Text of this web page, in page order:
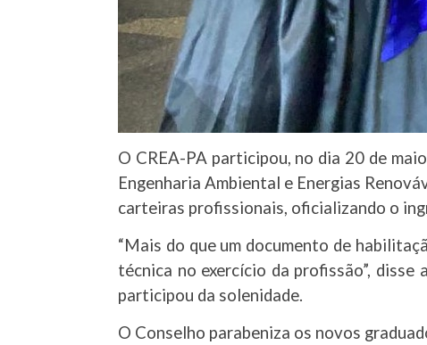
O CREA-PA participou, no dia 20 de
Engenharia Ambiental e Energias
carteiras profissionais, oficializando o
“Mais do que um documento de
técnica no exercício da profissão”,
participou da solenidade.
O Conselho parabeniza os novos